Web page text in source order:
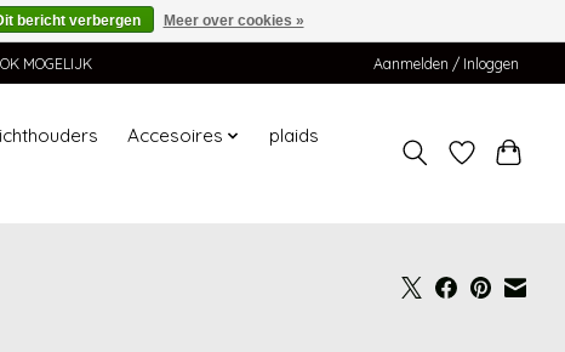
MOGELIJK Aanmelden / Inloggen
Accesoires
plaids
bericht verbergen Meer over cookies »